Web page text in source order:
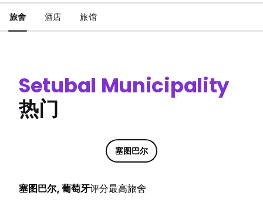
旅舍 酒店 旅馆
Setubal Municipality
热门
塞图巴尔
塞图巴尔, 葡萄牙评分最高旅舍